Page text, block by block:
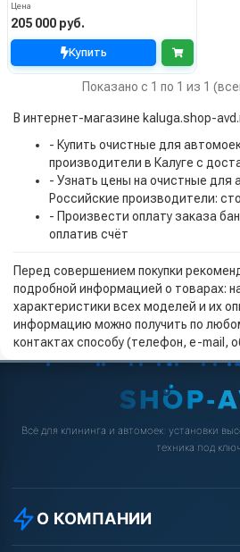
Цена
205 000 руб.
Купить
Показано с 1 по 1 из 1
В интернет-магазине kaluga.shop-
- Купить очистные для
производители в Калуге с
- Узнать цены на очистные для
Российские производители:
- Произвести оплату заказа
оплатив счёт
Перед совершением покупки
подробной информацией о товарах:
характеристики всех моделей и их
информацию можно получить по
контактах способу (телефон, e-mail,
Всё для клининга и автомоек: установки
техника под
О КОМПАНИИ
О компании